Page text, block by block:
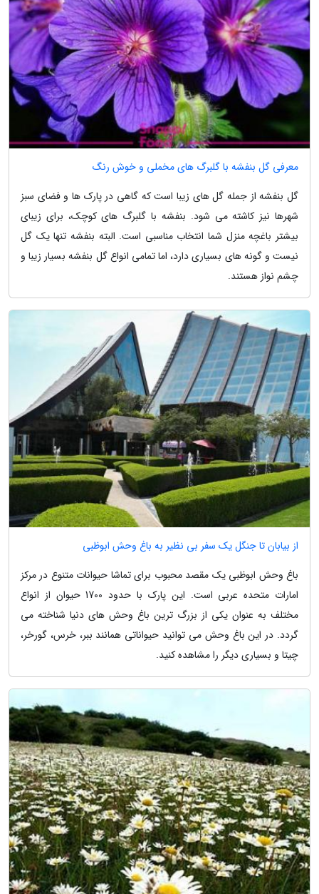
معرفی گل بنفشه با گلبرگ های مخملی و خوش رنگ
گل بنفشه از جمله گل های زیبا است که گاهی در پارک ها و فضای سبز
شهرها نیز کاشته می شود. بنفشه با گلبرگ های کوچک، برای زیبای
بیشتر باغچه منزل شما انتخاب مناسبی است. البته بنفشه تنها یک گل
نیست و گونه های بسیاری دارد، اما تمامی انواع گل بنفشه بسیار زیبا و
چشم نواز هستند.
از بیابان تا جنگل یک سفر بی نظیر به باغ وحش ابوظبی
باغ وحش ابوظبی یک مقصد محبوب برای تماشا حیوانات متنوع در مرکز
امارات متحده عربی است. این پارک با حدود 1700 حیوان از انواع
مختلف به عنوان یکی از بزرگ ترین باغ وحش های دنیا شناخته می
گردد. در این باغ وحش می توانید حیواناتی همانند ببر، خرس، گورخر،
چیتا و بسیاری دیگر را مشاهده کنید.